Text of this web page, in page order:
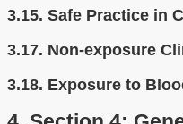
3.15. Safe Practice in
3.17. Non-exposure
3.18. Exposure to